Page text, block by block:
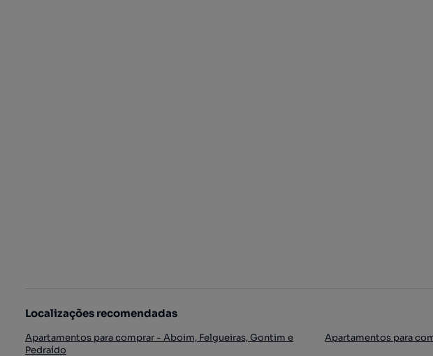
Localizações recomendadas
Apartamentos para comprar - Aboim, Felgueiras, Gontim e
Pedraído
Apartamentos para